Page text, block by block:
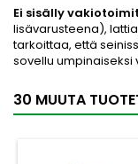
Ei sisälly
lisävarusteena),
tarkoittaa, että
sovellu umpinaiseksi
30 MUUTA